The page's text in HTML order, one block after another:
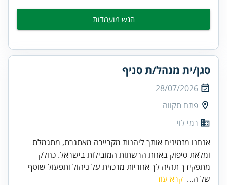
הגש מועמדות
סגן/ית מנהל/ת סניף
28/07/2026
פתח תקווה
רמי לוי
אנחנו מזמינים אותך ליהנות מקריירה מאתגרת, מתגמלת
ומלאת סיפוק באחת הרשתות המובילות בישראל. כחלק
מתפקידך תהיה לך אחריות מרכזית על ניהול ותפעול שוטף
של ה... קרא עוד